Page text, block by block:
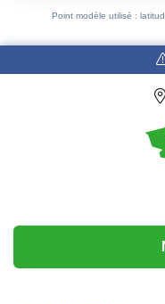
Point modèle utilisé :